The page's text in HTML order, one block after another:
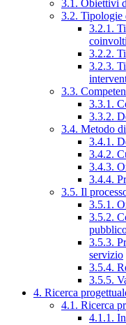
3.1. Obiettivi
3.2. Tipologie
3.2.1.
3.2.2.
3.2.3.
3.3.
3.3.1.
3.3.2.
3.4. Metodo
3.4.1.
3.4.2.
3.4.3.
3.4.4.
3.5. Il
3.5.1.
3.5.2.
3.5.3.
servizio
3.5.4.
3.5.5.
4. Ricerca
4.1. Ricerca
4.1.1.